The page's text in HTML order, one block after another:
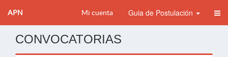
APN Mi cuenta Guia de Postulación
CONVOCATORIAS